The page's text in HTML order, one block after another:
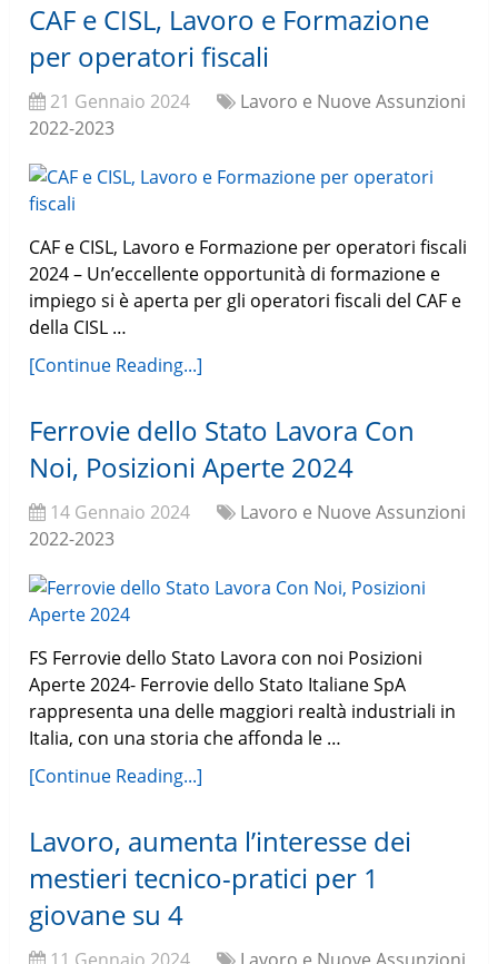
CAF e CISL, Lavoro e Formazione
per operatori fiscali
21 Gennaio 2024
Lavoro e Nuove Assunzioni
2022-2023
CAF e CISL, Lavoro e Formazione per operatori fiscali
2024 – Un’eccellente opportunità di formazione e
impiego si è aperta per gli operatori fiscali del CAF e
della CISL …
[Continue Reading...]
Ferrovie dello Stato Lavora Con
Noi, Posizioni Aperte 2024
14 Gennaio 2024
Lavoro e Nuove Assunzioni
2022-2023
FS Ferrovie dello Stato Lavora con noi Posizioni
Aperte 2024- Ferrovie dello Stato Italiane SpA
rappresenta una delle maggiori realtà industriali in
Italia, con una storia che affonda le …
[Continue Reading...]
Lavoro, aumenta l’interesse dei
mestieri tecnico-pratici per 1
giovane su 4